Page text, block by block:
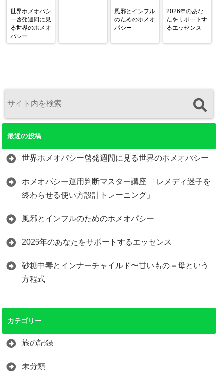
世界ホメオパシ
ー啓発週間に見
る世界のホメオ
パシー
風邪とインフル
のためのホメオ
パシー
2026年のあな
たをサポートす
るエッセンス
最近の投稿
世界ホメオパシー啓発週間に見る世界のホメオパシー
ホメオパシー運用判断マスター講座 「レメディ迷子を
終わらせる使い方設計トレーニング」
風邪とインフルのためのホメオパシー
2026年のあなたをサポートするエッセンス
砂糖中毒とインナーチャイルド〜甘いもの＝母という
方程式
カテゴリー
旅の記録
未分類